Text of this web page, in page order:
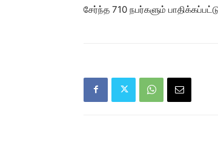
சேர்ந்த 710 நபர்களும்